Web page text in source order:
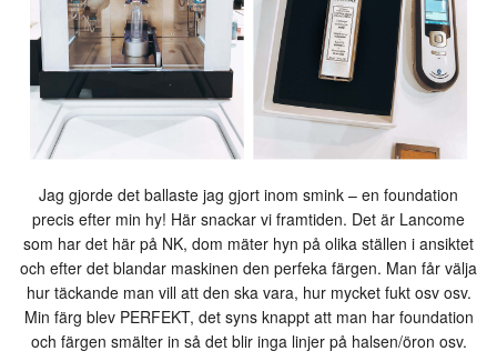
Jag gjorde det ballaste jag gjort inom smink – en foundation
precis efter min hy! Här snackar vi framtiden. Det är Lancome
som har det här på NK, dom mäter hyn på olika ställen i ansiktet
och efter det blandar maskinen den perfeka färgen. Man får välja
hur täckande man vill att den ska vara, hur mycket fukt osv osv.
Min färg blev PERFEKT, det syns knappt att man har foundation
och färgen smälter in så det blir inga linjer på halsen/öron osv.